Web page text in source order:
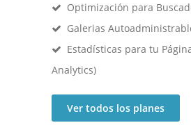
Optimización para
Galerias
Estadísticas para tu
Analytics)
Ver todos los planes